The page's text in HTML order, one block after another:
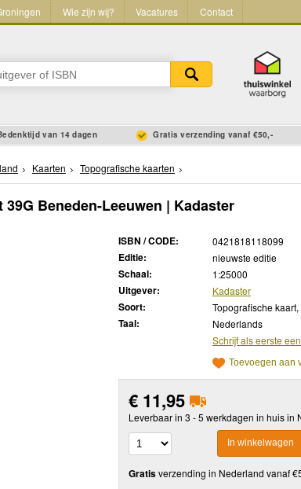
Wie zijn wij? Vacatures Contact
van 14 dagen Gratis verzending vanaf €50,-
Kaarten Topografische kaarten
Beneden-Leeuwen | Kadaster
ISBN / CODE: 0421818118099
Editie: nieuwste editie
Schaal: 1:25000
Uitgever: Kadaster
Soort: Topografische
Taal:
Nederlands
Schrijf als eerste
Toevoegen aan
€ 11,95
Leverbaar in 3 - 5 werkdagen in huis in
In winkelwagen
Gratisverzending in Nederland vanaf